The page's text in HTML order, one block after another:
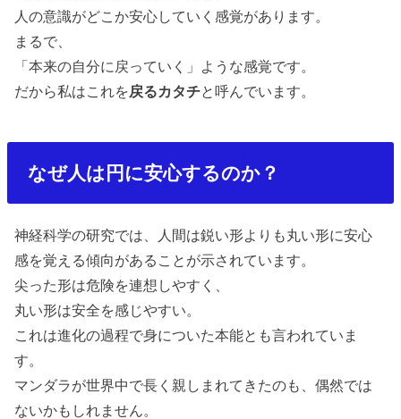
人の意識がどこか安心していく感覚があります。
まるで、
「本来の自分に戻っていく」 ような感覚です。
だから私はこれを戻るカタチと呼んでいます。
なぜ人は円に安心するのか？
神経科学の研究では、人間は鋭い形よりも丸い形に安心
感を覚える傾向があることが示されています。
尖った形は危険を連想しやすく、
丸い形は安全を感じやすい。
これは進化の過程で身についた本能とも言われていま
す。
マンダラが世界中で長く親しまれてきたのも、偶然では
ないかもしれません。